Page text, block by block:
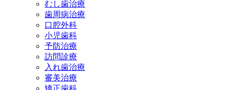
むし歯治療
歯周病治療
口腔外科
小児歯科
予防治療
訪問診療
入れ歯治療
審美治療
矯正歯科